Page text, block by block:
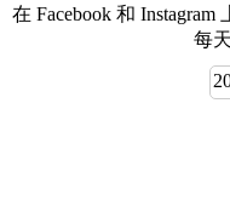
在 Facebook 和
每